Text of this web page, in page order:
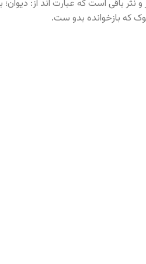
نثر باقی است که عبارت اند از:
که بازخوانده بدو ست.